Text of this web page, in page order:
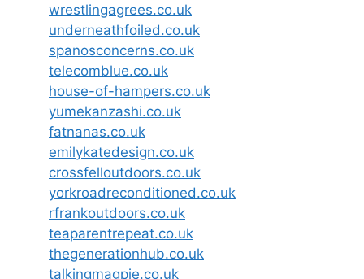
wrestlingagrees.co.uk
underneathfoiled.co.uk
spanosconcerns.co.uk
telecomblue.co.uk
house-of-hampers.co.uk
yumekanzashi.co.uk
fatnanas.co.uk
emilykatedesign.co.uk
crossfelloutdoors.co.uk
yorkroadreconditioned.co.uk
rfrankoutdoors.co.uk
teaparentrepeat.co.uk
thegenerationhub.co.uk
talkingmagpie.co.uk